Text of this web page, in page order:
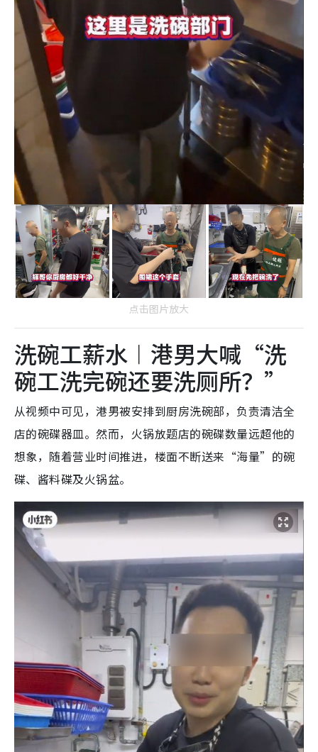
点击图片放大
洗碗工薪水︱港男大喊“洗
碗工洗完碗还要洗厕所？”
从视频中可见，港男被安排到厨房洗碗部，负责清洁全
店的碗碟器皿。然而，火锅放题店的碗碟数量远超他的
想象，随着营业时间推进，楼面不断送来“海量”的碗
碟、酱料碟及火锅盆。